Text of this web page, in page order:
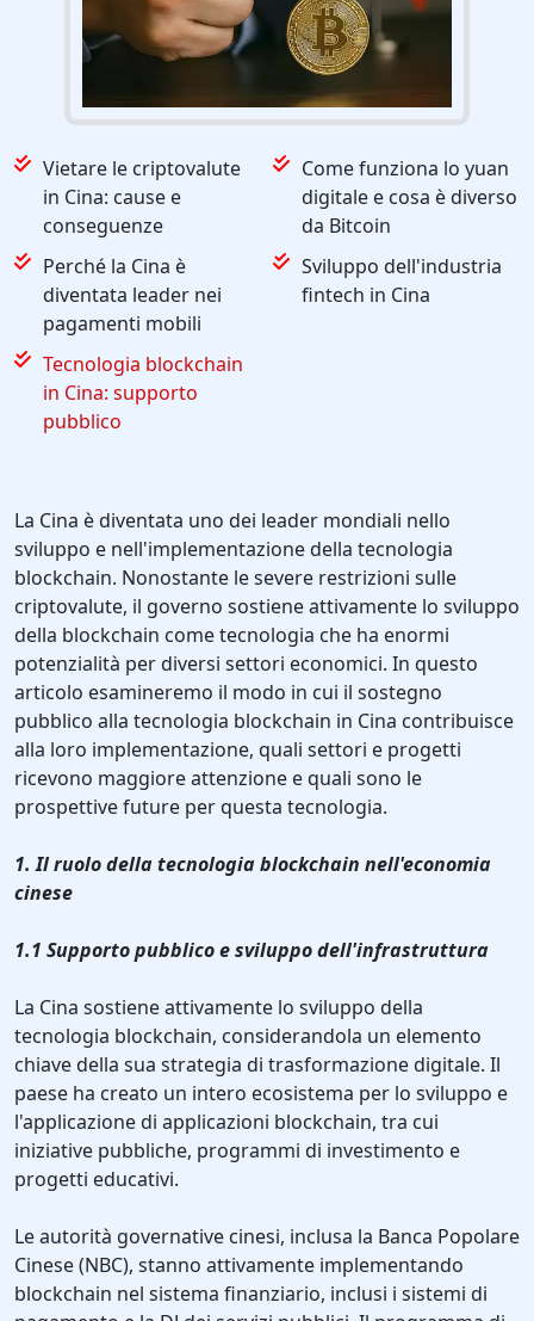
Vietare le criptovalute
in Cina: cause e
conseguenze
Come funziona lo yuan
digitale e cosa è diverso
da Bitcoin
Perché la Cina è
diventata leader nei
pagamenti mobili
Sviluppo dell'industria
fintech in Cina
Tecnologia blockchain
in Cina: supporto
pubblico
La Cina è diventata uno dei leader mondiali nello
sviluppo e nell'implementazione della tecnologia
blockchain. Nonostante le severe restrizioni sulle
criptovalute, il governo sostiene attivamente lo sviluppo
della blockchain come tecnologia che ha enormi
potenzialità per diversi settori economici. In questo
articolo esamineremo il modo in cui il sostegno
pubblico alla tecnologia blockchain in Cina contribuisce
alla loro implementazione, quali settori e progetti
ricevono maggiore attenzione e quali sono le
prospettive future per questa tecnologia.
1. Il ruolo della tecnologia blockchain nell'economia
cinese
1.1 Supporto pubblico e sviluppo dell'infrastruttura
La Cina sostiene attivamente lo sviluppo della
tecnologia blockchain, considerandola un elemento
chiave della sua strategia di trasformazione digitale. Il
paese ha creato un intero ecosistema per lo sviluppo e
l'applicazione di applicazioni blockchain, tra cui
iniziative pubbliche, programmi di investimento e
progetti educativi.
Le autorità governative cinesi, inclusa la Banca Popolare
Cinese (NBC), stanno attivamente implementando
blockchain nel sistema finanziario, inclusi i sistemi di